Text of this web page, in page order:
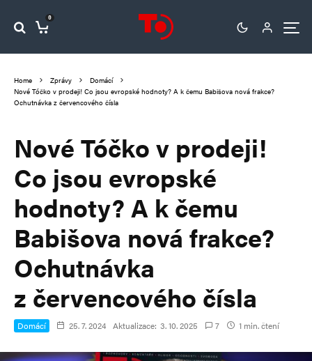
0
Home Zprávy
Domácí
Nové Tóčko v prodeji! Co jsou evropské hodnoty? A k čemu Babišova nová frakce?
Ochutnávka z červencového čísla
Nové Tóčko v prodeji!
Co jsou evropské
hodnoty? A k čemu
Babišova nová frakce?
Ochutnávka
z červencového čísla
Domácí 25. 7. 2024 Aktualizace: 3. 10. 2025 7 1 min. čtení